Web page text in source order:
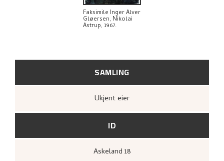
UTFORSK
SAMLING
Ukjent eier
ID
Askeland 18
Faksimile Inger Alver
Gløersen, Nikolai
Astrup, 1967.